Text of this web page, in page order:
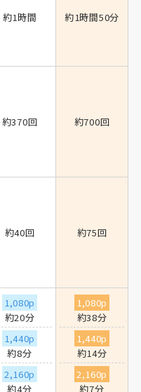
約1時間 約1時間50分
約370回 約700回
約40回 約75回
1,080p
約20分
1,440p
約8分
2,160p
約4分
1,080p
約38分
1,440p
約14分
2,160p
約7分